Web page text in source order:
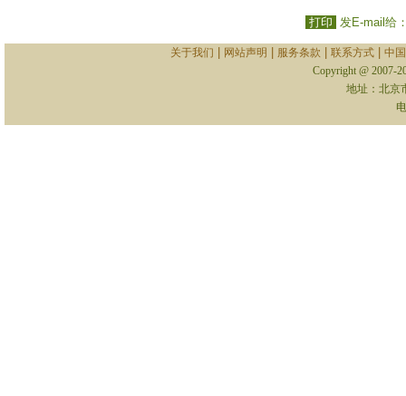
打印 发E-mail给
关于我们 网站声明 服务条款 联系方式| 中
Copyright @ 2007-
地址：北京